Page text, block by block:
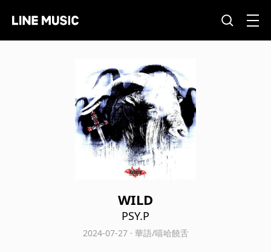
WILD
PSY.P
2024-07-27 · 華語/嘻哈饒舌